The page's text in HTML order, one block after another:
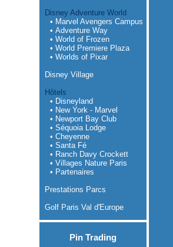
Disney Adventure World
• Marvel Avengers Campus
• Adventure Way
• World of Frozen
• World Premiere Plaza
• Worlds of Pixar
Disney Village
Hôtels
• Disneyland
• New York - Marvel
• Newport Bay Club
• Séquoia Lodge
• Cheyenne
• Santa Fé
• Ranch Davy Crockett
• Villages Nature Paris
• Partenaires
Prestations Parcs
Golf Paris Val d'Europe
Pin Trading